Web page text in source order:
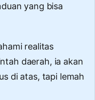
yang bisa
realitas
daerah, ia akan
di atas, tapi lemah